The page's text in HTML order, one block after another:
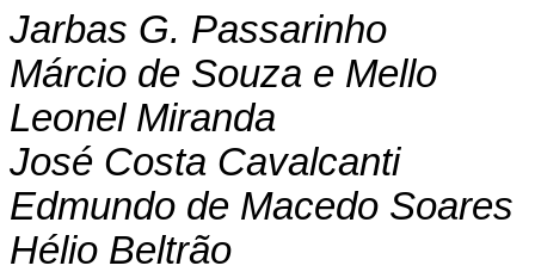
Jarbas G. Passarinho
Márcio de Souza e Mello
Leonel Miranda
José Costa Cavalcanti
Edmundo de Macedo Soares
Hélio Beltrão